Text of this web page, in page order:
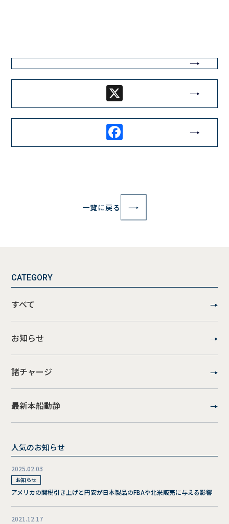
Facebook
一覧に戻る
CATEGORY
すべて
お知らせ
諸チャージ
最新本船動静
人気のお知らせ
2025.02.03
お知らせ
アメリカの関税引き上げと円安が日本製品のFBAや北米販売に与える影響
2021.12.17